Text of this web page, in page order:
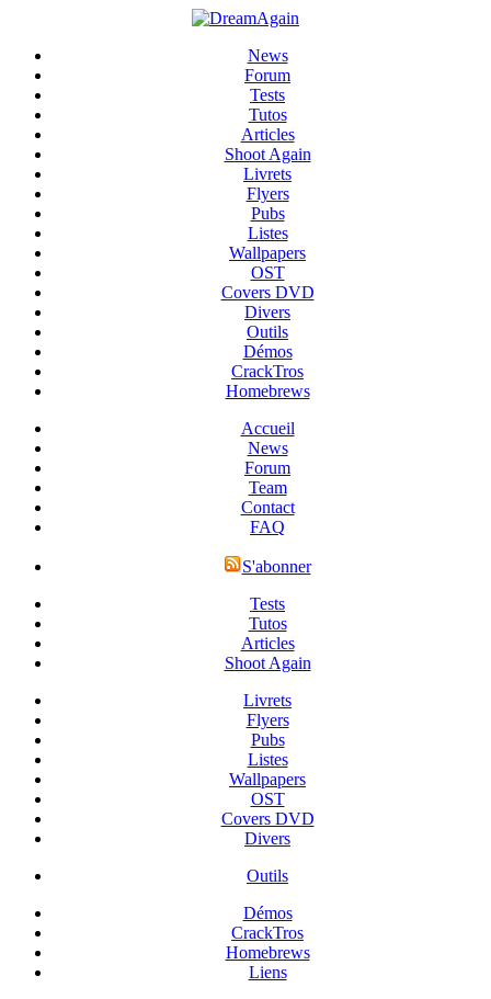
News
Forum
Tests
Tutos
Articles
Shoot Again
Livrets
Flyers
Pubs
Listes
Wallpapers
OST
Covers DVD
Divers
Outils
Démos
CrackTros
Homebrews
Accueil
News
Forum
Team
Contact
FAQ
S'abonner
Tests
Tutos
Articles
Shoot Again
Livrets
Flyers
Pubs
Listes
Wallpapers
OST
Covers DVD
Divers
Outils
Démos
CrackTros
Homebrews
Liens